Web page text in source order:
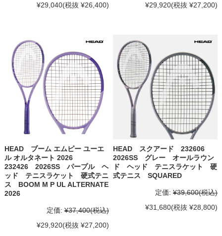
¥29,040(税抜 ¥26,400)
¥29,920(税抜 ¥27,200)
HEAD ブーム エムピー ユーエ
ル オルタネート 2026
232426 2026SS パープル ヘ
ッド テニスラケット 硬式テニ
ス BOOM M P UL ALTERNATE
2026
定価: ¥37,400(税込)
¥29,920(税抜 ¥27,200)
HEAD スクアード 232606
2026SS グレー オールラウン
ド ヘッド テニスラケット 硬
式テニス SQUARED
定価: ¥39,600(税込)
¥31,680(税抜 ¥28,800)